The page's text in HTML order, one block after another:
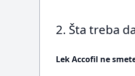
2. Šta treba
Lek Accofil ne